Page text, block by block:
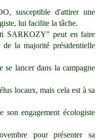
susceptible d'attirer une
lui facilite la tâche.
SARKOZY" peut en faire
de la majorité présidentielle
lancer dans la campagne
locaux, mais cela est à sa
engagement écologiste
pour présenter sa